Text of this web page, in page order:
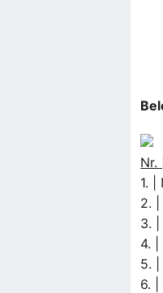
Nr.
1. |
2.
3. |
4.
5.
6. |